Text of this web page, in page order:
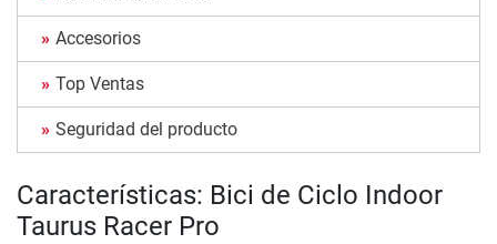
Accesorios
Top Ventas
Seguridad del producto
Características: Bici de Ciclo Indoor
Taurus Racer Pro